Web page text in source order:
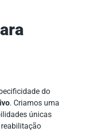
do
. Criamos uma
únicas
reabilitação